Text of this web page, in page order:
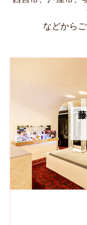
などから